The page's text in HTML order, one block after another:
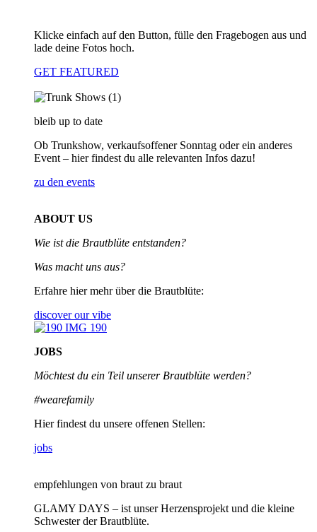
Klicke einfach auf den Button, fülle den Fragebogen aus und
lade deine Fotos hoch.
GET FEATURED
bleib up to date
Ob Trunkshow, verkaufsoffener Sonntag oder ein anderes
Event – hier findest du alle relevanten Infos dazu!
zu den events
ABOUT US
Wie ist die Brautblüte entstanden?
Was macht uns aus?
Erfahre hier mehr über die Brautblüte:
discover our vibe
JOBS
Möchtest du ein Teil unsererBrautblüte werden?
#wearefamily
Hier findest du unsere offenen Stellen:
jobs
empfehlungen von braut zu braut
GLAMY DAYS – ist unser Herzensprojekt und die kleine
Schwester der Brautblüte.